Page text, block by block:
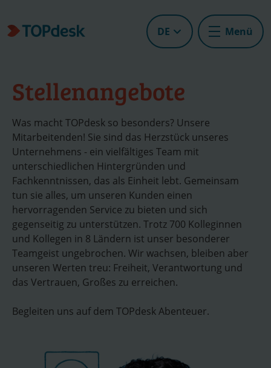
DE Menü
Stellenangebote
Was macht TOPdesk so besonders? Unsere
Mitarbeitenden! Sie sind das Herzstück unseres
Unternehmens - ein vielfältiges Team mit
unterschiedlichen Hintergründen und
Fachkenntnissen, das als Einheit lebt. Gemeinsam
tun sie alles, um unseren Kunden einen
hervorragenden Service zu bieten und sich
gegenseitig zu unterstützen. Trotz 700 Kolleginnen
und Kollegen in 8 Ländern ist unser besonderer
Teamgeist ungebrochen. Wir wachsen, bleiben aber
unseren Werten treu: Freiheit, Verantwortung und
das Vertrauen, Großes zu erreichen.
Begleiten uns auf dem TOPdesk Abenteuer.